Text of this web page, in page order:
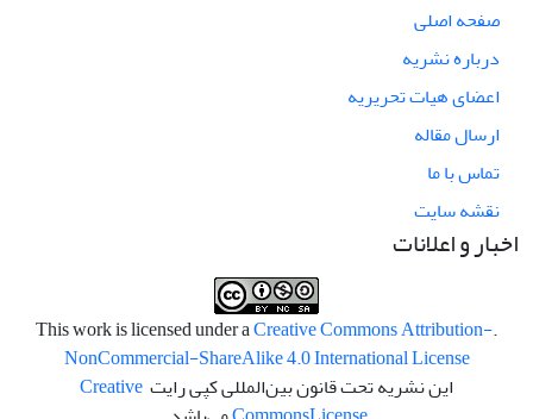
صفحه اصلی
درباره نشریه
اعضای هیات تحریریه
ارسال مقاله
تماس با ما
نقشه سایت
اخبار و اعلانات
.This work is licensed under a
Creative Commons Attribution-
NonCommercial-ShareAlike 4.0 International License
این نشریه تحت قانون بین‌المللی کپی رایت Creative